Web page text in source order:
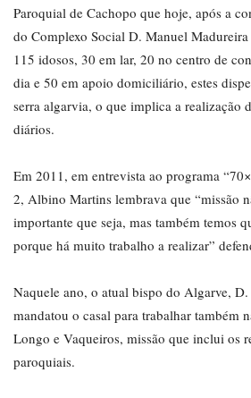
Paroquial de Cachopo que hoje, após a
do Complexo Social D. Manuel
115 idosos, 30 em lar, 20 no centro de
dia e 50 em apoio domiciliário, estes
serra algarvia, o que implica a realização
diários.
Em 2011, em entrevista ao programa
2, Albino Martins lembrava que “missão
importante que seja, mas também temos
porque há muito trabalho a realizar”
Naquele ano, o atual bispo do Algarve,
mandatou o casal para trabalhar também
Longo e Vaqueiros, missão que inclui os
paroquiais.